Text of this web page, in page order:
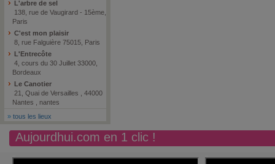
L'arbre de sel
138, rue de Vaugirard - 15ème,
Paris
C'est mon plaisir
8, rue Falguière 75015, Paris
L'Entrecôte
4, cours du 30 Juillet 33000,
Bordeaux
Le Canotier
21, Quai de Versailles , 44000
Nantes , nantes
» tous les lieux
Aujourdhui.com en 1 clic !